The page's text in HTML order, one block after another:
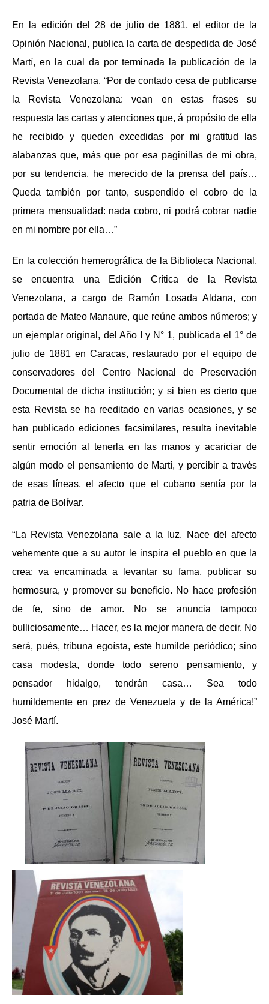
En la edición del 28 de julio de 1881, el editor de la
Opinión Nacional, publica la carta de despedida de José
Martí, en la cual da por terminada la publicación de la
Revista Venezolana. “Por de contado cesa de publicarse
la Revista Venezolana: vean en estas frases su
respuesta las cartas y atenciones que, á propósito de ella
he recibido y queden excedidas por mi gratitud las
alabanzas que, más que por esa paginillas de mi obra,
por su tendencia, he merecido de la prensa del país…
Queda también por tanto, suspendido el cobro de la
primera mensualidad: nada cobro, ni podrá cobrar nadie
en mi nombre por ella…”
En la colección hemerográfica de la Biblioteca Nacional,
se encuentra una Edición Crítica de la Revista
Venezolana, a cargo de Ramón Losada Aldana, con
portada de Mateo Manaure, que reúne ambos números; y
un ejemplar original, del Año I y N° 1, publicada el 1° de
julio de 1881 en Caracas, restaurado por el equipo de
conservadores del Centro Nacional de Preservación
Documental de dicha institución; y si bien es cierto que
esta Revista se ha reeditado en varias ocasiones, y se
han publicado ediciones facsimilares, resulta inevitable
sentir emoción al tenerla en las manos y acariciar de
algún modo el pensamiento de Martí, y percibir a través
de esas líneas, el afecto que el cubano sentía por la
patria de Bolívar.
“ La Revista Venezolana sale a la luz. Nace del afecto
vehemente que a su autor le inspira el pueblo en que la
crea: va encaminada a levantar su fama, publicar su
hermosura, y promover su beneficio. No hace profesión
de fe, sino de amor. No se anuncia tampoco
bulliciosamente… Hacer, es la mejor manera de decir. No
será, pués, tribuna egoísta, este humilde periódico; sino
casa modesta, donde todo sereno pensamiento, y
pensador hidalgo, tendrán casa… Sea todo
humildemente en prez de Venezuela y de la América!”
José Martí.